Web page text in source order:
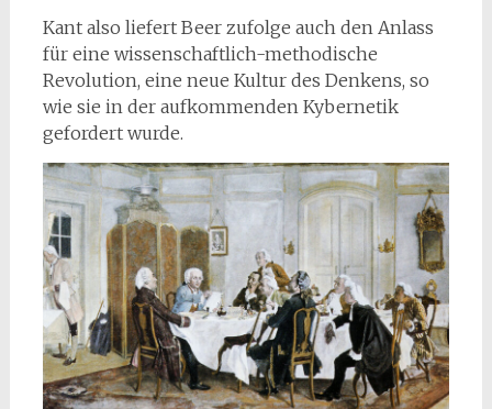
Kant also liefert Beer zufolge auch den Anlass
für eine wissenschaftlich-methodische
Revolution, eine neue Kultur des Denkens, so
wie sie in der aufkommenden Kybernetik
gefordert wurde.